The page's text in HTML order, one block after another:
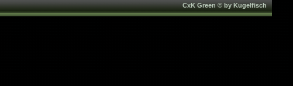
CxK Green © by Kugelfisch